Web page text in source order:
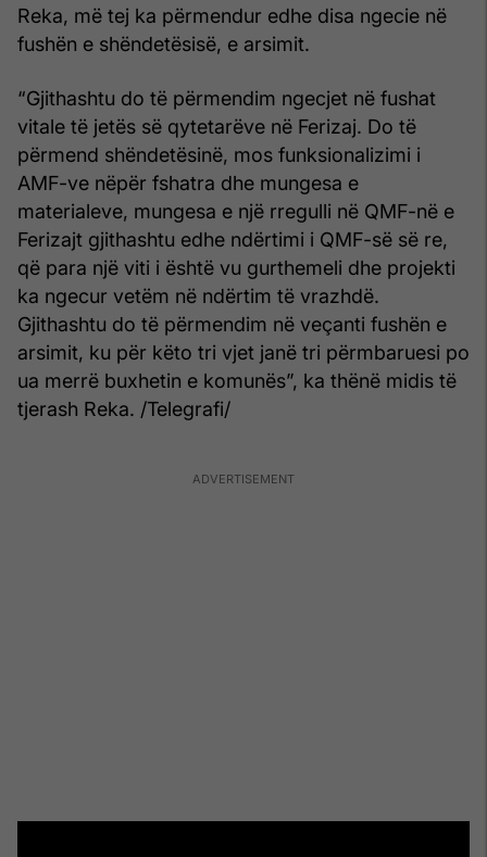
Reka, më tej ka përmendur edhe disa ngecie në
fushën e shëndetësisë, e arsimit.
“Gjithashtu do të përmendim ngecjet në fushat
vitale të jetës së qytetarëve në Ferizaj. Do të
përmend shëndetësinë, mos funksionalizimi i
AMF-ve nëpër fshatra dhe mungesa e
materialeve, mungesa e një rregulli në QMF-në e
Ferizajt gjithashtu edhe ndërtimi i QMF-së së re,
që para një viti i është vu gurthemeli dhe projekti
ka ngecur vetëm në ndërtim të vrazhdë.
Gjithashtu do të përmendim në veçanti fushën e
arsimit, ku për këto tri vjet janë tri përmbaruesi po
ua merrë buxhetin e komunës”, ka thënë midis të
tjerash Reka. /Telegrafi/